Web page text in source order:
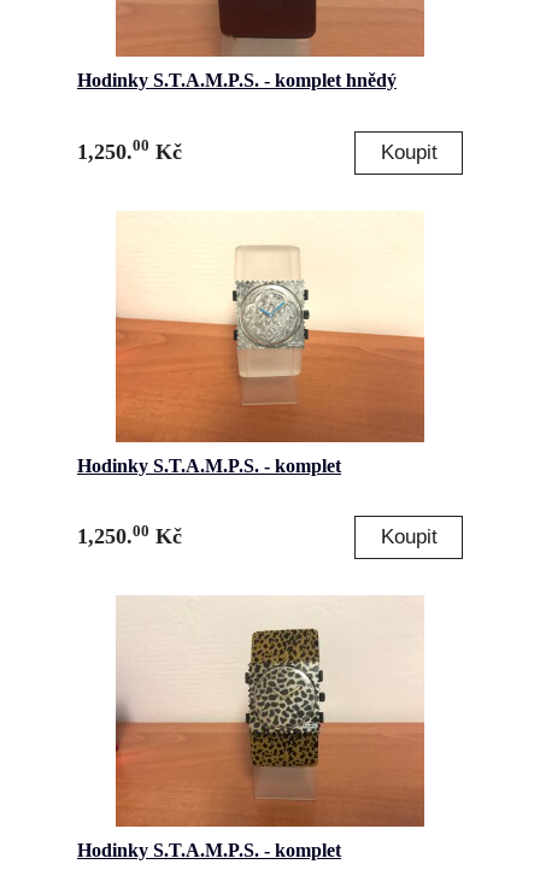
Hodinky S.T.A.M.P.S. - komplet hnědý
1,250.00 Kč
Hodinky S.T.A.M.P.S. - komplet
1,250.00 Kč
Hodinky S.T.A.M.P.S. - komplet